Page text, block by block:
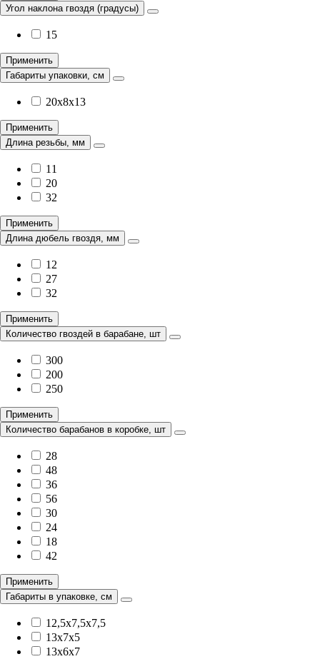
Угол наклона гвоздя (градусы)
15
Применить
Габариты упаковки, см
20x8x13
Применить
Длина резьбы, мм
11
20
32
Применить
Длина дюбель гвоздя, мм
12
27
32
Применить
Количество гвоздей в барабане, шт
300
200
250
Применить
Количество барабанов в коробке, шт
28
48
36
56
30
24
18
42
Применить
Габариты в упаковке, см
12,5x7,5x7,5
13х7х5
13х6х7